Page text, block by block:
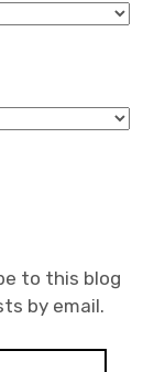
to this blog
by email.